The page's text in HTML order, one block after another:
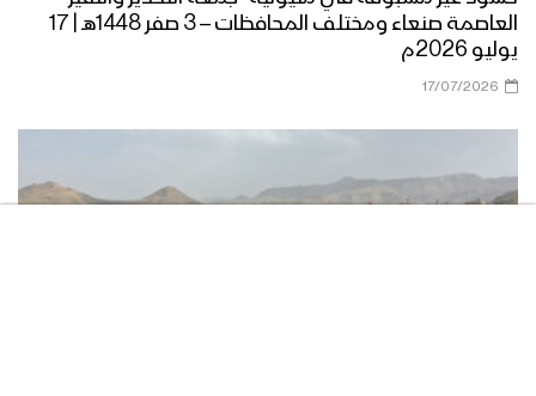
العاصمة صنعاء ومختلف المحافظات – 3 صفر 1448هـ | 17
يوليو 2026م
17/07/2026